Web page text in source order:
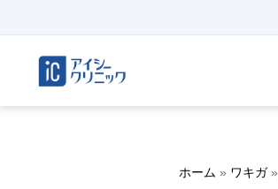
ホーム » ワキガ»